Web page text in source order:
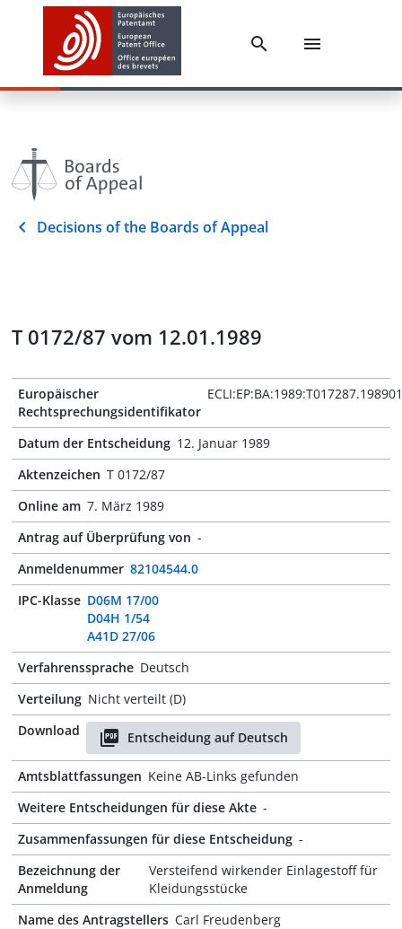
Decisions of the Boards of Appeal
T 0172/87 vom 12.01.1989
Europäischer
Rechtsprechungsidentifikator
Datum der Entscheidung 12. Januar 1989
Aktenzeichen T 0172/87
Online am 7. März 1989
Antrag auf Überprüfung von -
Anmeldenummer 82104544.0
IPC-Klasse D06M 17/00
D04H 1/54
A41D 27/06
Verfahrenssprache Deutsch
Verteilung Nicht verteilt (D)
Download
Entscheidung auf Deutsch
Amtsblattfassungen Keine AB-Links gefunden
Weitere Entscheidungen für diese Akte -
Zusammenfassungen für diese Entscheidung -
Bezeichnung der
Anmeldung
Versteifend wirkender Einlagestoff für
Kleidungsstücke
Name des Antragstellers Carl Freudenberg